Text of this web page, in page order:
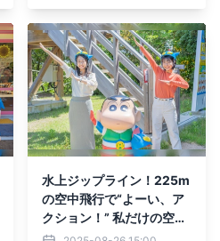
水上ジップライン！225m
の空中飛行で“よーい、ア
クション！” 私だけの空中
体験！『空飛ぶアクション